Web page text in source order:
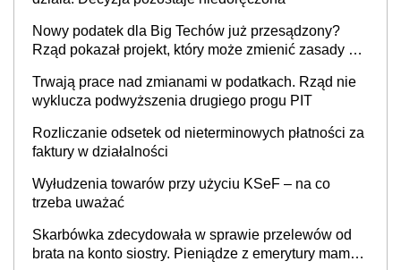
Nowy podatek dla Big Techów już przesądzony?
Rząd pokazał projekt, który może zmienić zasady gry
Trwają prace nad zmianami w podatkach. Rząd nie
wyklucza podwyższenia drugiego progu PIT
Rozliczanie odsetek od nieterminowych płatności za
faktury w działalności
Wyłudzenia towarów przy użyciu KSeF – na co
trzeba uważać
Skarbówka zdecydowała w sprawie przelewów od
brata na konto siostry. Pieniądze z emerytury mamy